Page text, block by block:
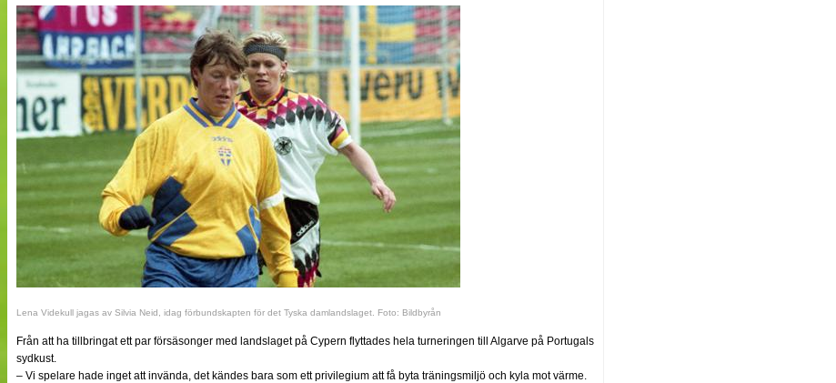
Webb-TV
Cuper
Medlemmar
Medlemsbilder
Till klubbkassan
Om oss
NÄTverket
Split vision
Lena Videkull jagas av Silvia Neid, idag förbundskapten för det Tyska damlandslaget. Foto: Bildbyrån
Från att ha tillbringat ett par försäsonger med landslaget på Cypern flyttades hela turneringen till Algarve på Portugals
sydkust.
– Vi spelare hade inget att invända, det kändes bara som ett privilegium att få byta träningsmiljö och kyla mot värme.